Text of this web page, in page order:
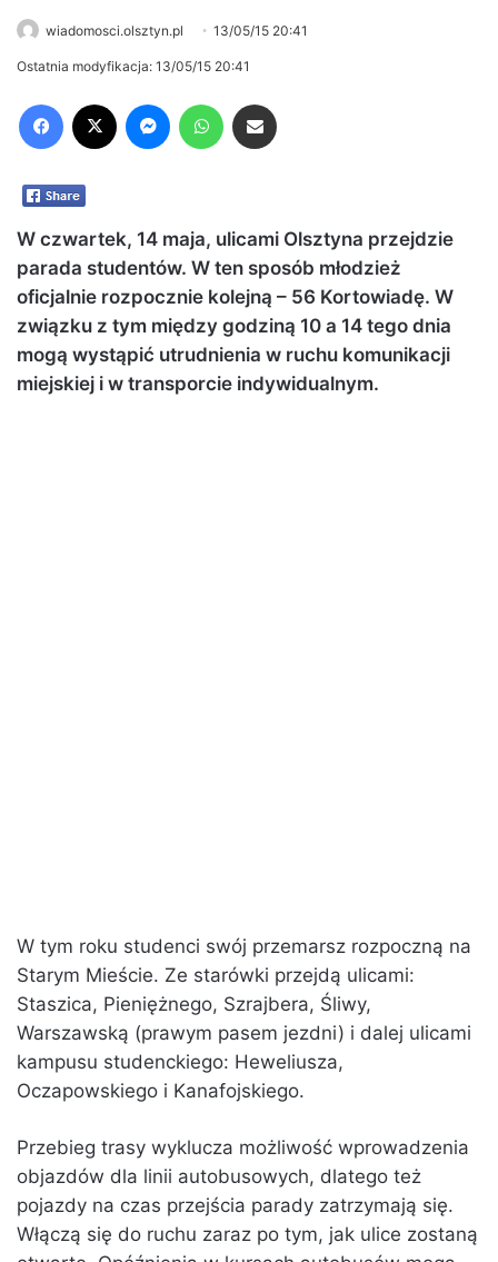
wiadomosci.olsztyn.pl 13/05/15 20:41
Ostatnia modyfikacja: 13/05/15 20:41
W czwartek, 14 maja, ulicami Olsztyna przejdzie
parada studentów. W ten sposób młodzież
oficjalnie rozpocznie kolejną – 56 Kortowiadę. W
związku z tym między godziną 10 a 14 tego dnia
mogą wystąpić utrudnienia w ruchu komunikacji
miejskiej i w transporcie indywidualnym.
W tym roku studenci swój przemarsz rozpoczną na
Starym Mieście. Ze starówki przejdą ulicami:
Staszica, Pieniężnego, Szrajbera, Śliwy,
Warszawską (prawym pasem jezdni) i dalej ulicami
kampusu studenckiego: Heweliusza,
Oczapowskiego i Kanafojskiego.
Przebieg trasy wyklucza możliwość wprowadzenia
objazdów dla linii autobusowych, dlatego też
pojazdy na czas przejścia parady zatrzymają się.
Włączą się do ruchu zaraz po tym, jak ulice zostaną